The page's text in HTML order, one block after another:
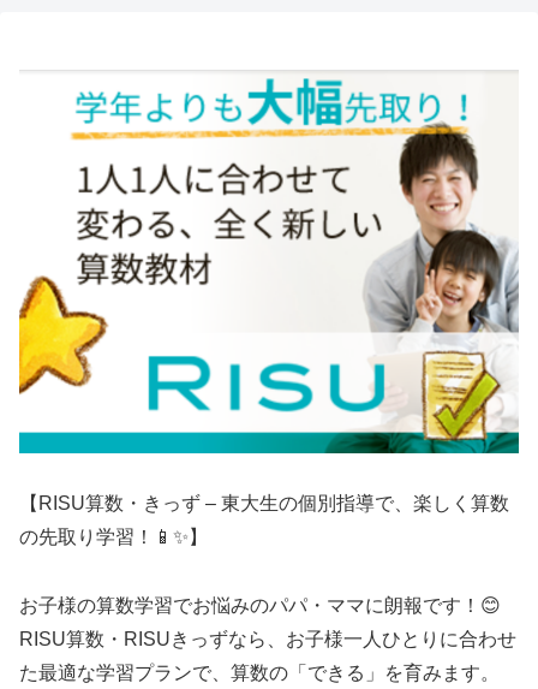
【RISU算数・きっず – 東大生の個別指導で、楽しく算数
の先取り学習！📱✨】
お子様の算数学習でお悩みのパパ・ママに朗報です！😊
RISU算数・RISUきっずなら、お子様一人ひとりに合わせ
た最適な学習プランで、算数の「できる」を育みます。